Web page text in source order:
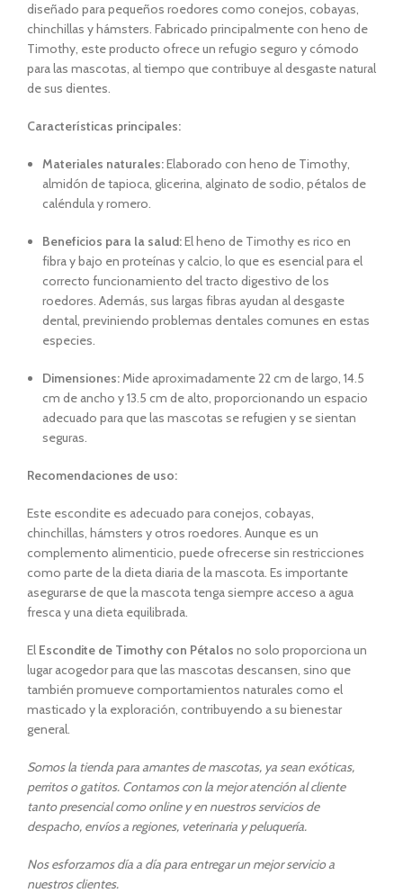
diseñado para pequeños roedores como conejos, cobayas,
chinchillas y hámsters. Fabricado principalmente con heno de
Timothy, este producto ofrece un refugio seguro y cómodo
para las mascotas, al tiempo que contribuye al desgaste natural
de sus dientes.
Características principales:
Materiales naturales:Elaborado con heno de Timothy,
almidón de tapioca, glicerina, alginato de sodio, pétalos de
caléndula y romero.
Beneficios para la salud:El heno de Timothy es rico en
fibra y bajo en proteínas y calcio, lo que es esencial para el
correcto funcionamiento del tracto digestivo de los
roedores. Además, sus largas fibras ayudan al desgaste
dental, previniendo problemas dentales comunes en estas
especies.
Dimensiones:Mide aproximadamente 22 cm de largo, 14.5
cm de ancho y 13.5 cm de alto, proporcionando un espacio
adecuado para que las mascotas se refugien y se sientan
seguras.
Recomendaciones de uso:
Este escondite es adecuado para conejos, cobayas,
chinchillas, hámsters y otros roedores. Aunque es un
complemento alimenticio, puede ofrecerse sin restricciones
como parte de la dieta diaria de la mascota. Es importante
asegurarse de que la mascota tenga siempre acceso a agua
fresca y una dieta equilibrada.
El Escondite de Timothy con Pétalos no solo proporciona un
lugar acogedor para que las mascotas descansen, sino que
también promueve comportamientos naturales como el
masticado y la exploración, contribuyendo a su bienestar
general.
Somos la tienda para amantes de mascotas, ya sean exóticas,
perritos o gatitos. Contamos con la mejor atención al cliente
tanto presencial como online y en nuestros servicios de
despacho, envíos a regiones, veterinaria y peluquería.
Nos esforzamos día a día para entregar un mejor servicio a
nuestros clientes.